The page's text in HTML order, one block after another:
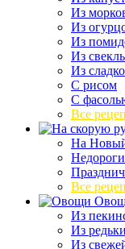
Из
Из
Из
Из
Из
С рисом
С
Все
На
Все
Из
Из редьки
Из